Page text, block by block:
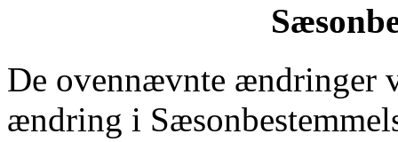
De ovennævnte ændringer
ændring i